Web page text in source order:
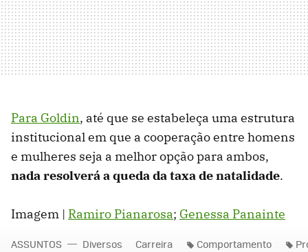
Para Goldin, até que se estabeleça uma estrutura
institucional em que a cooperação entre homens
e mulheres seja a melhor opção para ambos,
nada resolverá a queda da taxa de natalidade.
Imagem | Ramiro Pianarosa; Genessa Panainte
ASSUNTOS Diversos Carreira Comportamento